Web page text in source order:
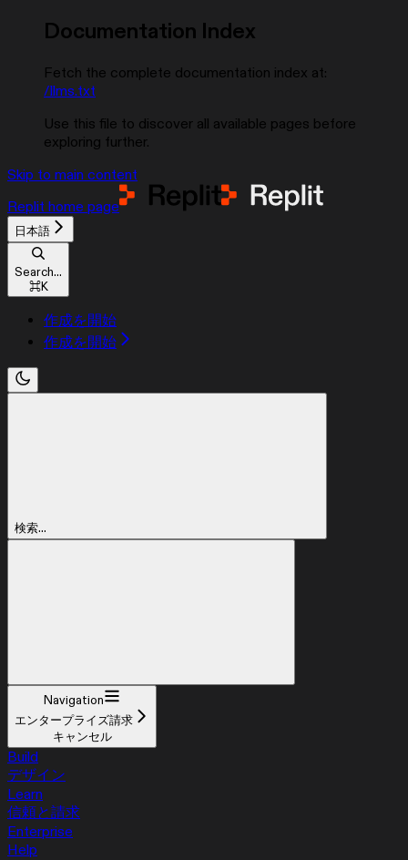
Documentation Index
Fetch the complete documentation index at:
/llms.txt
Use this file to discover all available pages before
exploring further.
Skip to main content
Replit home page
日本語
Search...
⌘K
作成を開始
作成を開始
検索...
Navigation
エンタープライズ請求
キャンセル
Build
デザイン
Learn
信頼と請求
Enterprise
Help